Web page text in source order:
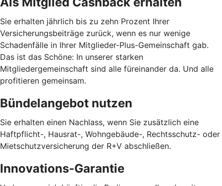
Sie erhalten jährlich bis zu zehn Prozent Ihrer
Versicherungsbeiträge zurück, wenn es nur wenige
Schadenfälle in Ihrer Mitglieder-Plus-Gemeinschaft gab.
Das ist das Schöne: In unserer starken
Mitgliedergemeinschaft sind alle füreinander da. Und alle
profitieren gemeinsam.
Bündelangebot nutzen
Sie erhalten einen Nachlass, wenn Sie zusätzlich eine
Haftpflicht-, Hausrat-, Wohngebäude-, Rechtsschutz- oder
Mietschutzversicherung der R+V abschließen.
Innovations-Garantie